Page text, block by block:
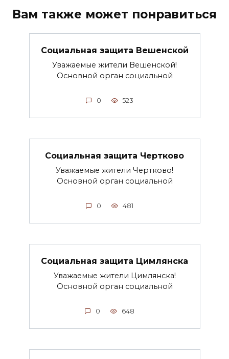
Вам также может понравиться
Социальная защита Вешенской
Уважаемые жители Вешенской!
Основной орган социальной
0 523
Социальная защита Чертково
Уважаемые жители Чертково!
Основной орган социальной
0 481
Социальная защита Цимлянска
Уважаемые жители Цимлянска!
Основной орган социальной
0 648